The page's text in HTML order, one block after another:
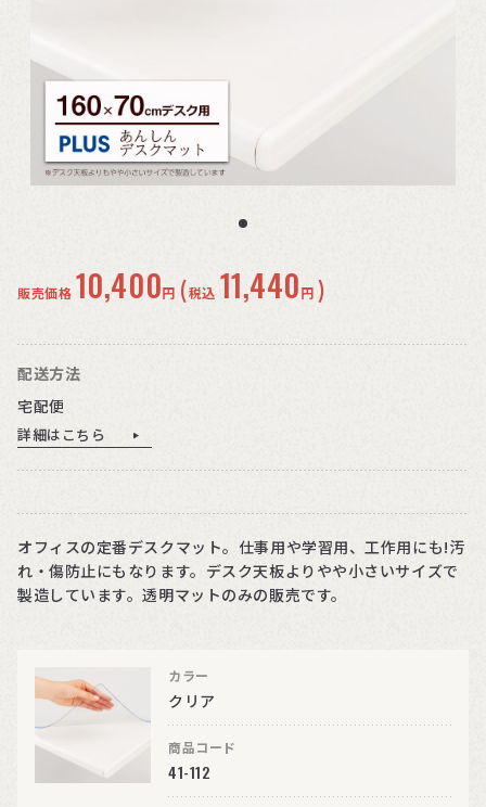
販売価格 10,400円 (税込 11,440円 )
配送方法
宅配便
詳細はこちら
オフィスの定番デスクマット。仕事用や学習用、工作用にも!汚
れ・傷防止にもなります。デスク天板よりやや小さいサイズで
製造しています。透明マットのみの販売です。
カラー
クリア
商品コード
41-112